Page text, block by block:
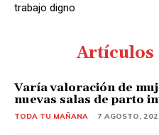
trabajo digno
Artículos
Varía valoración de
nuevas salas de parto
TODA TU MAÑANA 7 AGOSTO,